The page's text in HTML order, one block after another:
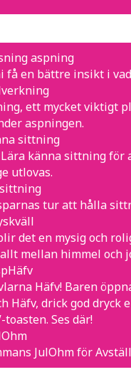
aspning
en bättre insikt i
ett mycket viktigt
aspningen.
sittning
känna sittning för
utlovas.
tur att hålla
det en mysig och
mellan himmel och
Häfv! Baren
Häfv, drick god dryck
Ses där!
JulOhm för